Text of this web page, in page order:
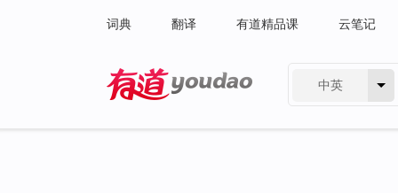
词典 翻译 有道精品课 云笔记
中英